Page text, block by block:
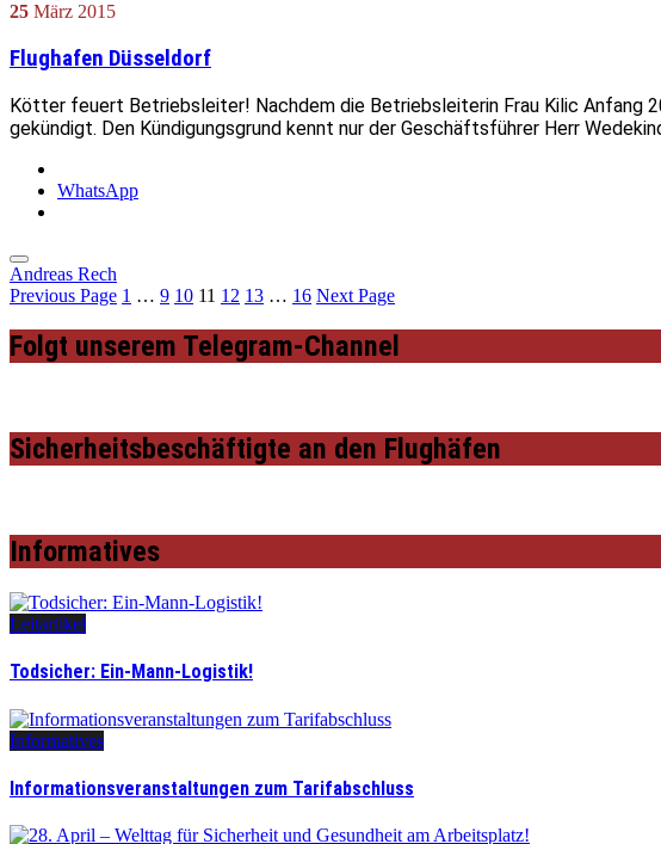
25 März 2015
Flughafen Düsseldorf
Kötter feuert Betriebsleiter! Nachdem die Betriebsleiterin Frau Kilic Anfang
gekündigt. Den Kündigungsgrund kennt nur der Geschäftsführer Herr
WhatsApp
Andreas Rech
Previous Page 1 … 9 10 11 12 13 … 16 Next Page
Folgt unserem Telegram-Channel
Sicherheitsbeschäftigte an den Flughäfen
Informatives
Leitartikel
Todsicher: Ein-Mann-Logistik!
Informatives
Informationsveranstaltungen zum Tarifabschluss